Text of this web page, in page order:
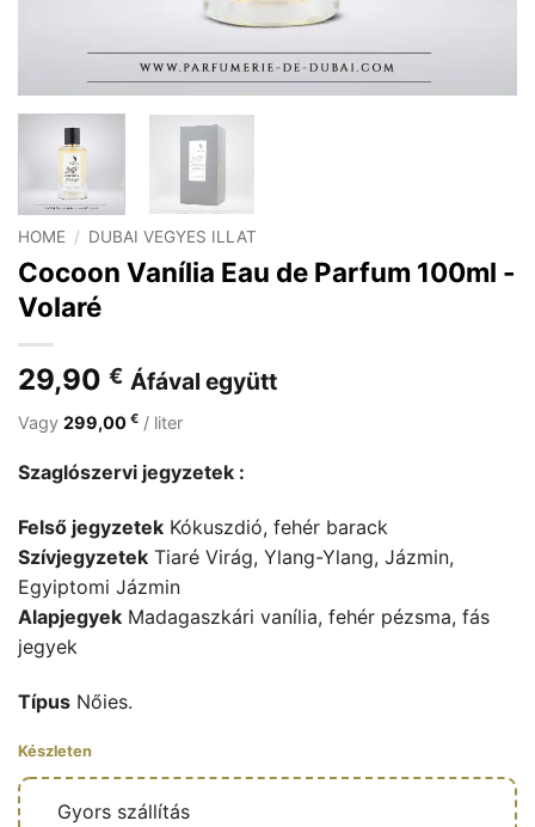
HOME / DUBAI VEGYES ILLAT
Cocoon Vanília Eau de Parfum 100ml -
Volaré
29,90 € Áfával együtt
Vagy 299,00 € / liter
Szaglószervi jegyzetek :
Felső jegyzetek Kókuszdió, fehér barack
Szívjegyzetek Tiaré Virág, Ylang-Ylang, Jázmin,
Egyiptomi Jázmin
Alapjegyek Madagaszkári vanília, fehér pézsma, fás
jegyek
Típus Nőies.
Készleten
Gyors szállítás